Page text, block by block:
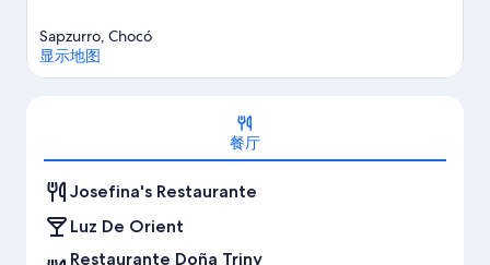
地图
Sapzurro, Chocó
显示地图
餐厅
Josefina's Restaurante
Luz De Orient
Restaurante Doña Triny